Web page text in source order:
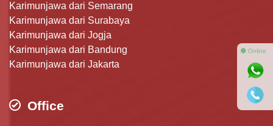
Karimunjawa dari Semarang
Karimunjawa dari Surabaya
Karimunjawa dari Jogja
Karimunjawa dari Bandung
Karimunjawa dari Jakarta
Office
⚫ Online